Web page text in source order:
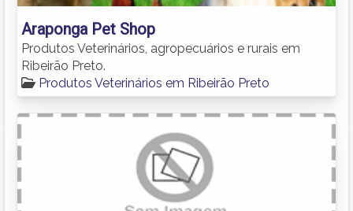
Araponga Pet Shop
Produtos Veterinários, agropecuários e rurais em
Ribeirão Preto.
Produtos Veterinários em Ribeirão Preto